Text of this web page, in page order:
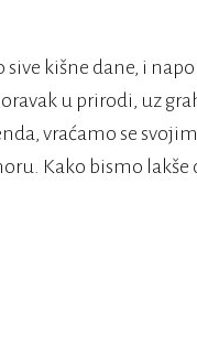
sive kišne dane, i
u prirodi, uz
vraćamo se
Kako bismo lakše